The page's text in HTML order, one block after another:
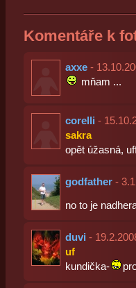
Komentáře k
axxe-
mňam ...
corelli -
sakra
opět úžasná,
godfather-
no to je
duvi -
uf
kundička-